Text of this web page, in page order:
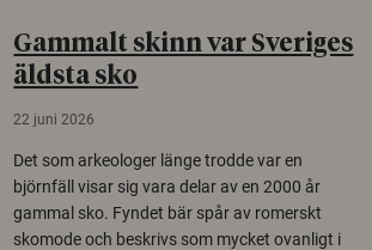
Gammalt skinn var Sveriges
äldsta sko
22 juni 2026
Det som arkeologer länge trodde var en
björnfäll visar sig vara delar av en 2000 år
gammal sko. Fyndet bär spår av romerskt
skomode och beskrivs som mycket ovanligt i